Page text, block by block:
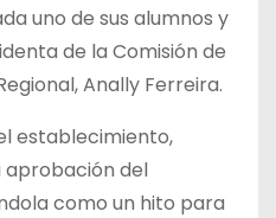
uno de sus alumnos y
de la Comisión de
Anally Ferreira.
establecimiento,
aprobación del
como un hito para